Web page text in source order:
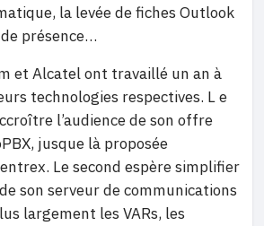
la levée de fiches Outlook
présence…
et Alcatel ont travaillé un an à
technologies respectives. L e
l’audience de son offre
jusque là proposée
Le second espère simplifier
son serveur de communications
largement les VARs, les